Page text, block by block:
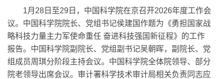
1月28日至29日，中国科学院在京召开2026年度工作会
议。中国科学院院长、党组书记侯建国作题为《勇担国家战
略科技力量主力军使命重任 奋进科技强国新征程》的工作
报告。中国科学院副院长、党组副书记吴朝晖，副院长、党
组成员周琪分阶段主持会议。中国科学院全体院领导、部分
院老领导出席会议。审计署科学技术审计局相关负责同志应